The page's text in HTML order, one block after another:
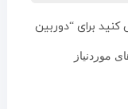
برای “دوربین
موردنیاز